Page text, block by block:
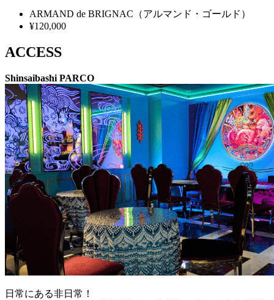
ARMAND de BRIGNAC （アルマンド・ゴールド）
¥120,000
ACCESS
Shinsaibashi PARCO
日常にある非日常！